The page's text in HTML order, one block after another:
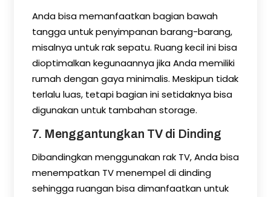
Anda bisa memanfaatkan bagian bawah
tangga untuk penyimpanan barang-barang,
misalnya untuk rak sepatu. Ruang kecil ini bisa
dioptimalkan kegunaannya jika Anda memiliki
rumah dengan gaya minimalis. Meskipun tidak
terlalu luas, tetapi bagian ini setidaknya bisa
digunakan untuk tambahan storage.
7. Menggantungkan TV di Dinding
Dibandingkan menggunakan rak TV, Anda bisa
menempatkan TV menempel di dinding
sehingga ruangan bisa dimanfaatkan untuk